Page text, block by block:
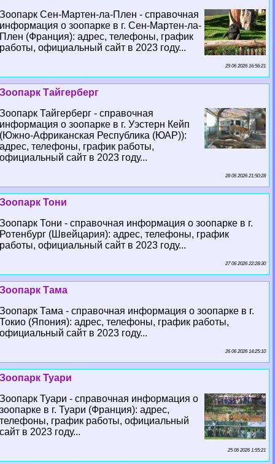
Зоопарк Сен-Мартен-ла-Плен - справочная
информация о зоопарке в г. Сен-Мартен-ла-
Плен (Франция): адрес, телефоны, график
работы, официальный сайт в 2023 году...
29 06 2026 16:56:21
Зоопарк Тайгерберг
Зоопарк Тайгерберг - справочная
информация о зоопарке в г. Уэстерн Кейп
(Южно-Африканская Республика (ЮАР)):
адрес, телефоны, график работы,
официальный сайт в 2023 году...
28 06 2026 21:50:28
Зоопарк Тони
Зоопарк Тони - справочная информация о зоопарке в г.
Ротенбург (Швейцария): адрес, телефоны, график
работы, официальный сайт в 2023 году...
27 06 2026 22:28:30
Зоопарк Тама
Зоопарк Тама - справочная информация о зоопарке в г.
Токио (Япония): адрес, телефоны, график работы,
официальный сайт в 2023 году...
26 06 2026 14:25:10
Зоопарк Туари
Зоопарк Туари - справочная информация о
зоопарке в г. Туари (Франция): адрес,
телефоны, график работы, официальный
сайт в 2023 году...
25 06 2026 1:55:21